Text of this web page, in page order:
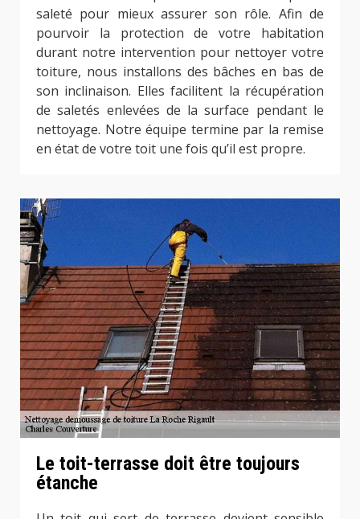
saleté pour mieux assurer son rôle. Afin de
pourvoir la protection de votre habitation
durant notre intervention pour nettoyer votre
toiture, nous installons des bâches en bas de
son inclinaison. Elles facilitent la récupération
de saletés enlevées de la surface pendant le
nettoyage. Notre équipe termine par la remise
en état de votre toit une fois qu’il est propre.
Le toit-terrasse doit être toujours
étanche